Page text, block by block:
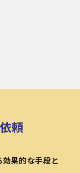
頼
果的な手段と